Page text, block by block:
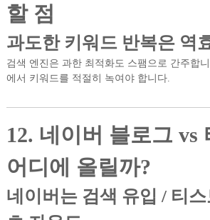
할 점
과도한 키워드 반복은 역
검색 엔진은 과한 최적화도 스팸으로 간주합
에서 키워드를 적절히 녹여야 합니다.
12. 네이버 블로그 vs
어디에 올릴까?
네이버는 검색 유입 / 티